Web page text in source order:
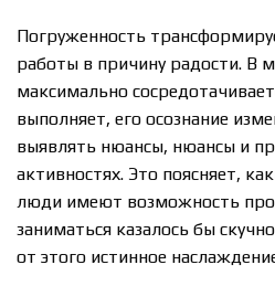
Погруженность
работы в причину радости. В
максимально
выполняет, его осознание
выявлять нюансы, нюансы и
активностях. Это поясняет,
люди имеют возможность
заниматься казалось бы
от этого истинное